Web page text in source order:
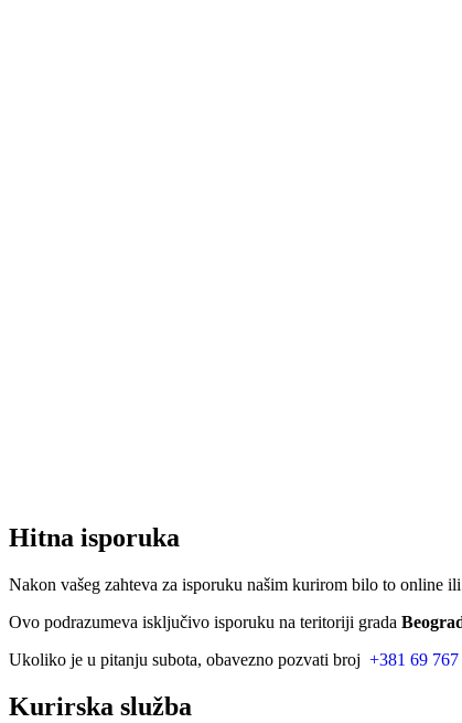
Hitna isporuka
Nakon vašeg zahteva za isporuku našim kurirom bilo to online
Ovo podrazumeva isključivo isporuku na teritoriji grada
Ukoliko je u pitanju subota, obavezno pozvati broj +381 69 767
Kurirska služba